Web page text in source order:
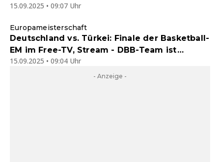
15.09.2025 • 09:07 Uhr
Europameisterschaft
Deutschland vs. Türkei: Finale der Basketball-
EM im Free-TV, Stream - DBB-Team ist
Europameister
15.09.2025 • 09:04 Uhr
- Anzeige -